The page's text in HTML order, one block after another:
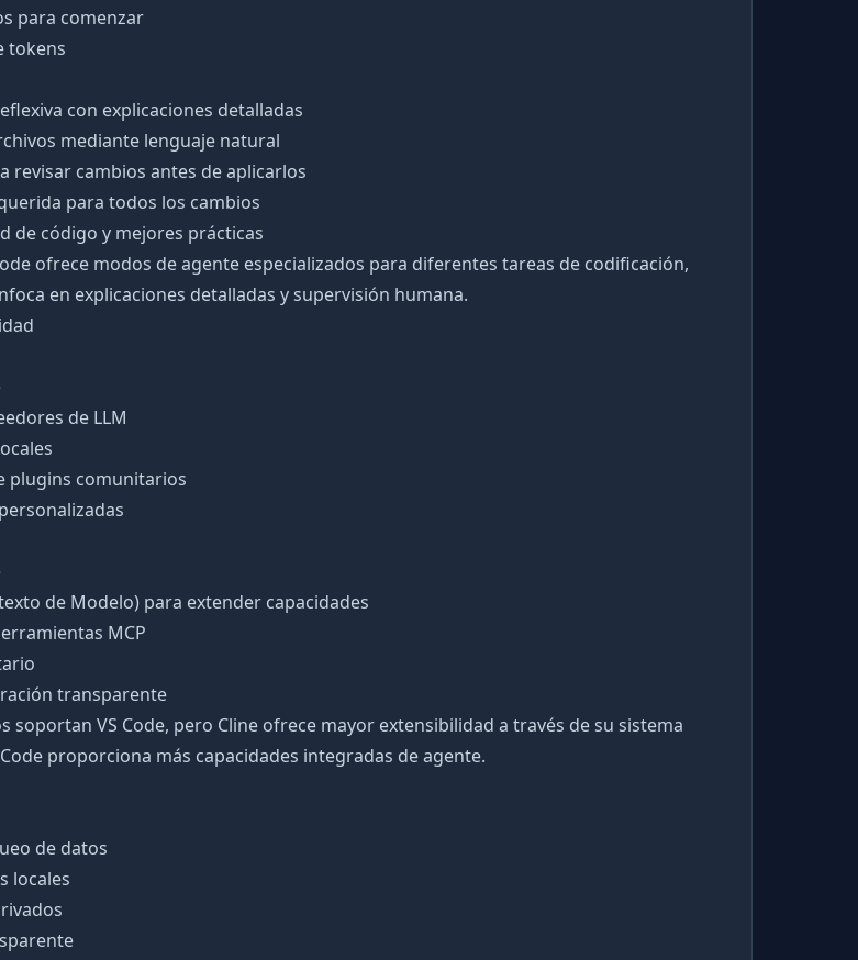
para comenzar
tokens
con explicaciones detalladas
mediante lenguaje natural
revisar cambios antes de aplicarlos
para todos los cambios
de código y mejores prácticas
ofrece modos de agente especializados para diferentes tareas de codificación,
en explicaciones detalladas y supervisión humana.
de LLM
plugins comunitarios
de Modelo) para extender capacidades
MCP
transparente
soportan VS Code, pero Cline ofrece mayor extensibilidad a través de su sistema
proporciona más capacidades integradas de agente.
de datos
locales